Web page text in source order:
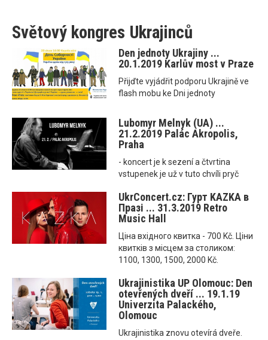
Světový kongres Ukrajinců
Den jednoty Ukrajiny ...
20.1.2019 Karlův most v Praze
Přijďte vyjádřit podporu Ukrajině ve
flash mobu ke Dni jednoty
Lubomyr Melnyk (UA) ...
21.2.2019 Palác Akropolis,
Praha
- koncert je k sezení a čtvrtina
vstupenek je už v tuto chvíli pryč
UkrConcert.cz: Гурт KAZKA в
Празі ... 31.3.2019 Retro
Music Hall
Ціна вхідного квитка - 700 Kč. Ціни
квитків з місцем за столиком:
1100, 1300, 1500, 2000 Kč.
Ukrajinistika UP Olomouc: Den
otevřených dveří ... 19.1.19
Univerzita Palackého,
Olomouc
Ukrajinistika znovu otevírá dveře.